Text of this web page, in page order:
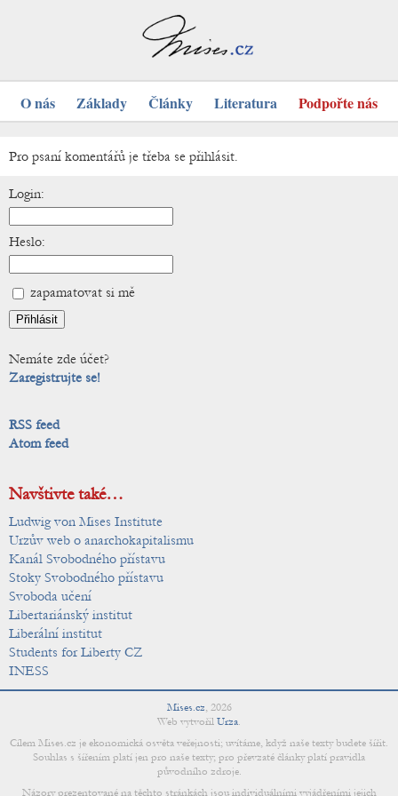
O nás Základy Články Literatura Podpořte nás
Pro psaní komentářů je třeba se přihlásit.
Login:
Heslo:
zapamatovat si mě
Nemáte zde účet?
Zaregistrujte se!
RSS feed
Atom feed
Navštivte také…
Ludwig von Mises Institute
Urzův web o anarchokapitalismu
Kanál Svobodného přístavu
Stoky Svobodného přístavu
Svoboda učení
Libertariánský institut
Liberální institut
Students for Liberty CZ
INESS
Mises.cz, 2026
Web vytvořil Urza.
Cílem Mises.cz je ekonomická osvěta veřejnosti; uvítáme, když naše texty budete šířit.
Souhlas s šířením platí jen pro naše texty; pro převzaté články platí pravidla
původního zdroje.
Názory prezentované na těchto stránkách jsou individuálními vyjádřeními jejich